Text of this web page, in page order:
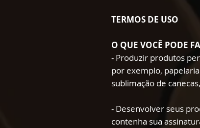
TERMOS DE USO
O QUE VOCÊ PODE
- Produzir produtos
por exemplo,
sublimação de
- Desenvolver seus
contenha sua